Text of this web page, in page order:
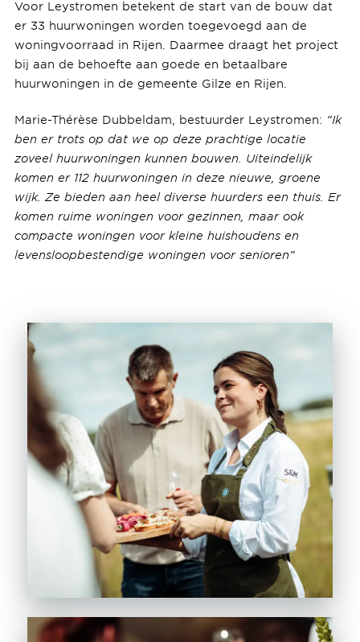
Voor Leystromen betekent de start van de bouw dat
er 33 huurwoningen worden toegevoegd aan de
woningvoorraad in Rijen. Daarmee draagt het project
bij aan de behoefte aan goede en betaalbare
huurwoningen in de gemeente Gilze en Rijen.
Marie-Thérèse Dubbeldam, bestuurder Leystromen: “Ik
ben er trots op dat we op deze prachtige locatie
zoveel huurwoningen kunnen bouwen. Uiteindelijk
komen er 112 huurwoningen in deze nieuwe, groene
wijk. Ze bieden aan heel diverse huurders een thuis. Er
komen ruime woningen voor gezinnen, maar ook
compacte woningen voor kleine huishoudens en
levensloopbestendige woningen voor senioren”